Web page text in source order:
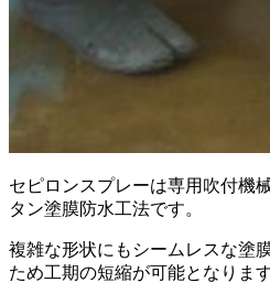
セピロンスプレーは専用吹付機
タン塗膜防水工法です。
複雑な形状にもシームレスな塗
ため工期の短縮が可能となります